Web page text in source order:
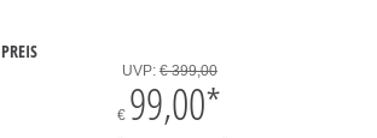
PREIS
UVP: € 399,00
€ 99,00*